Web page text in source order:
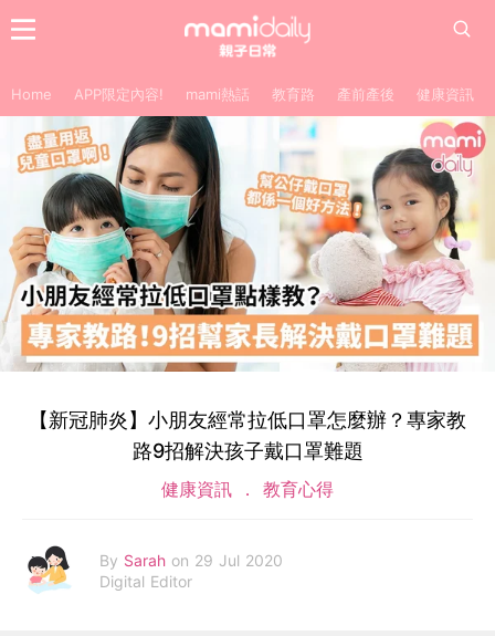
Home APP限定內容! mami熱話 教育路 產前產後 健康資訊
【新冠肺炎】小朋友經常拉低口罩怎麼辦？專家教
路9招解決孩子戴口罩難題
健康資訊 教育心得
By Sarah on 29 Jul 2020
Digital Editor